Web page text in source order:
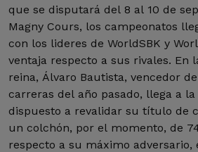
que se disputará del 8 al 10 de
Magny Cours, los campeonatos
con los lideres de WorldSBK y
ventaja respecto a sus rivales. En
reina, Álvaro Bautista, vencedor
carreras del año pasado, llega a
dispuesto a revalidar su título de
un colchón, por el momento, de
respecto a su máximo adversario,